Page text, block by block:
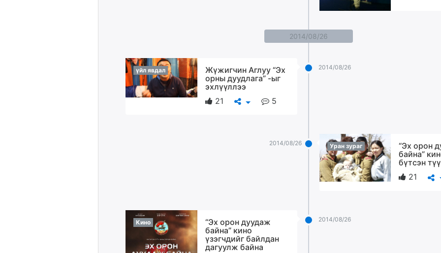
2014/08/26
2014/08/26
үйл явдал
Жүжигчин Аглуу “Эх
орны дуудлага” -ыг
эхлүүллээ
21
5
2014/08/26 Уран зураг
“Эх орон
байна”
бүтсэн
21
2014/08/26
Кино
“Эх орон дуудаж
байна” кино
үзэгчдийг байлдан
дагуулж байна